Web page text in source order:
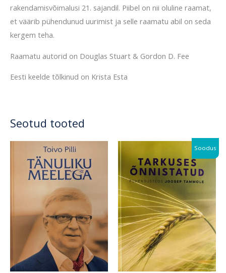
rakendamisvõimalusi 21. sajandil. Piibel on nii oluline raamat,
et väärib pühendunud uurimist ja selle raamatu abil on seda
kergem teha.
Raamatu autorid on Douglas Stuart & Gordon D. Fee
Eesti keelde tõlkinud on Krista Esta
Seotud tooted
Soodus
oli:
21,00 €.
on:
10,00 €.